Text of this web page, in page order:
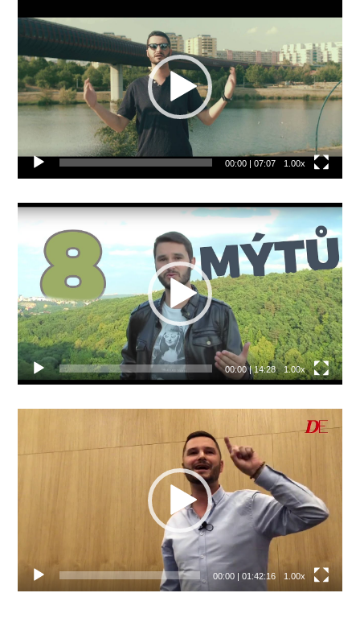
přehrávač
00:00| 07:07 1.00x
Video
přehrávač
00:00|14:28 1.00x
00:00| 01:42:16 1.00x